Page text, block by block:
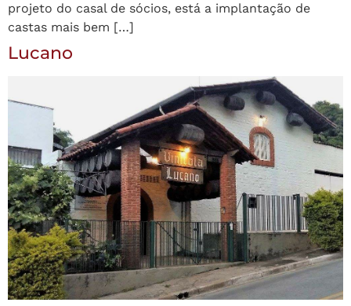
projeto do casal de sócios, está a implantação de
castas mais bem […]
Lucano